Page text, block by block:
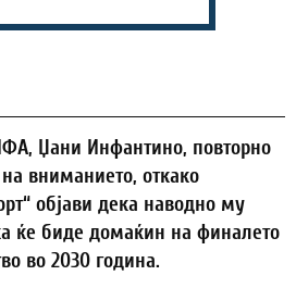
Џани Инфантино, повторно
вниманието, откако
објави дека наводно му
ќе биде домаќин на финалето
во 2030 година.